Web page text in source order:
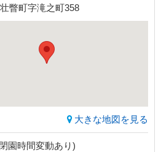
瞥町字滝之町358
大きな地図を見る
園時間変動あり)